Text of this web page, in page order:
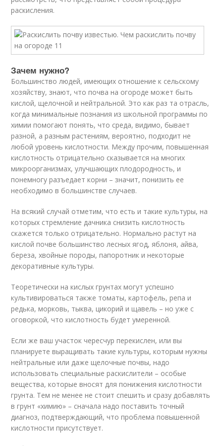
раскисления.
Зачем нужно?
Большинство людей, имеющих отношение к сельскому
хозяйству, знают, что почва на огороде может быть
кислой, щелочной и нейтральной. Это как раз та отрасль,
когда минимальные познания из школьной программы по
химии помогают понять, что среда, видимо, бывает
разной, а разным растениям, вероятно, подходит не
любой уровень кислотности. Между прочим, повышенная
кислотность отрицательно сказывается на многих
микроорганизмах, улучшающих плодородность, и
понемногу разъедает корни – значит, понизить ее
необходимо в большинстве случаев.
На всякий случай отметим, что есть и такие культуры, на
которых стремление дачника снизить кислотность
скажется только отрицательно. Нормально растут на
кислой почве большинство лесных ягод, яблоня, айва,
береза, хвойные породы, папоротник и некоторые
декоративные культуры.
Теоретически на кислых грунтах могут успешно
культивироваться также томаты, картофель, репа и
редька, морковь, тыква, цикорий и щавель – но уже с
оговоркой, что кислотность будет умеренной.
Если же ваш участок чересчур перекислен, или вы
планируете выращивать такие культуры, которым нужны
нейтральные или даже щелочные почвы, надо
использовать специальные раскислители – особые
вещества, которые вносят для понижения кислотности
грунта. Тем не менее не стоит спешить и сразу добавлять
в грунт «химию» – сначала надо поставить точный
диагноз, подтверждающий, что проблема повышенной
кислотности присутствует.